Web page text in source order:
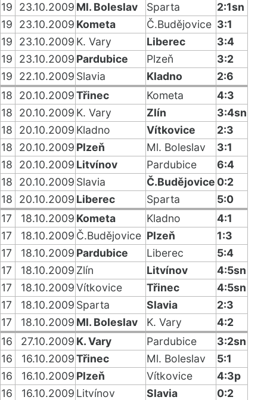
19
23.10.2009 Ml. Boleslav Sparta
2:1sn
19
23.10.2009 Kometa Č.Budějovice 3:1
19
23.10.2009 K. Vary Liberec
3:4
19
23.10.2009 Pardubice Plzeň
3:2
19
22.10.2009 Slavia Kladno
2:6
18
20.10.2009Třinec Kometa
4:3
18
20.10.2009 K. Vary Zlín
3:4sn
18
20.10.2009 Kladno Vítkovice
2:3
18
20.10.2009 Plzeň Ml. Boleslav
3:1
18
20.10.2009 Litvínov Pardubice
6:4
18
20.10.2009 Slavia Č.Budějovice 0:2
18
20.10.2009 Liberec Sparta
5:0
17
18.10.2009 Kometa Kladno
4:1
17
18.10.2009 Č.Budějovice Plzeň
1:3
17
18.10.2009 Pardubice Liberec
5:4
17
18.10.2009 Zlín Litvínov
4:5sn
17
18.10.2009Vítkovice Třinec
4:5sn
17
18.10.2009 Sparta Slavia
2:3
17
18.10.2009 Ml. Boleslav K. Vary
4:2
16
27.10.2009 K. Vary Pardubice
3:2sn
16
16.10.2009Třinec Ml. Boleslav
5:1
16
16.10.2009 Plzeň Vítkovice
4:3p
16
16.10.2009 Litvínov Slavia
0:2